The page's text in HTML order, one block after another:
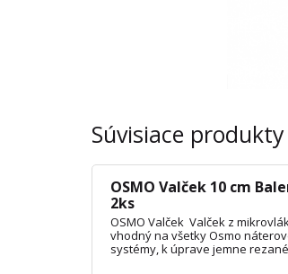
Súvisiace produkty
OSMO Valček 10 cm
2ks
OSMO Valček Valček z
vhodný na všetky Osmo
systémy, k úprave jemne